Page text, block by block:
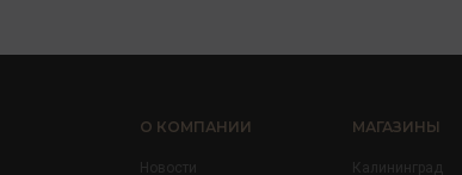
О КОМПАНИИ
Новости
МАГАЗИНЫ
Калининград